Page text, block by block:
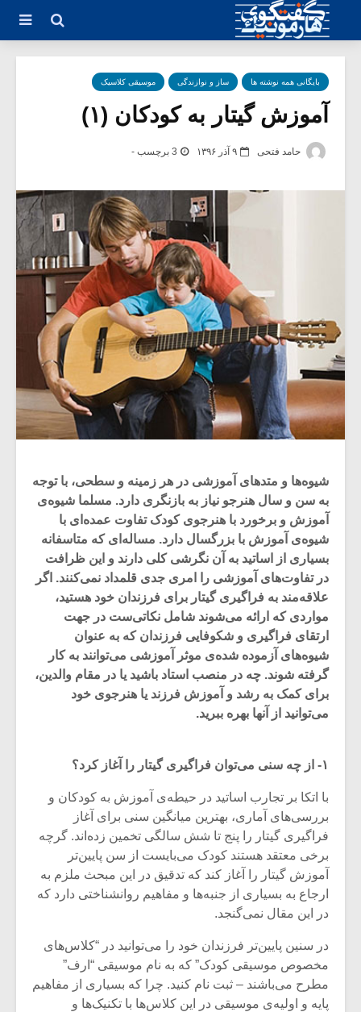
بایگانی همه نوشته ها ساز و نوازندگی موسیقی کلاسیک
آموزش گیتار به کودکان (۱)
حامد فتحی ۹ آذر ۱۳۹۶ 3 برچسب -
شیوه‌ها و متد‌های آموزشی در هر زمینه‌ و سطحی، با توجه
به سن و سال هنرجو نیاز به بازنگری دارد. مسلما شیوه‌ی
آموزش و برخورد با هنرجوی کودک تفاوت عمده‌ای با
شیوه‌ی آموزش با بزرگسال دارد. مساله‌ای که متاسفانه
بسیاری از اساتید به آن نگرشی کلی دارند و این ظرافت
در تفاوت‌های آموزشی را امری جدی قلمداد نمی‌کنند. اگر
علاقه‌مند به فراگیری گیتار برای فرزندان خود هستید،
مواردی که ارائه می‌شوند شامل نکاتی‌ست در جهت
ارتقای فراگیری و شکوفایی فرزندان که به عنوان
شیوه‌های آزموده شده‌ی موثر آموزشی می‌توانند به کار
گرفته شوند. چه در منصب استاد باشید یا در مقام والدین،
برای کمک به رشد و آموزش فرزند یا هنرجوی خود
می‌توانید از آنها بهره ببرید.
۱- از چه سنی می‌توان فراگیری گیتار را آغاز کرد؟
با اتکا بر تجارب اساتید در حیطه‌ی آموزش به کودکان و
بررسی‌های آماری، بهترین میانگین سنی برای آغاز
فراگیری گیتار را پنج تا شش سالگی تخمین زده‌اند. گرچه
برخی معتقد هستند کودک می‌بایست از سن پایین‌تر
آموزش گیتار را آغاز کند که تدقیق در این مبحث ملزم به
ارجاع به بسیاری از جنبه‌ها و مفاهیم روانشناختی دارد که
در این مقال نمی‌گنجد.
در سنین پایین‌تر فرزندان خود را می‌توانید در “کلاس‌های
مخصوص موسیقی کودک” که به نام موسیقی “ارف”
مطرح می‌باشند – ثبت نام کنید. چرا که بسیاری از مفاهیم
پایه و اولیه‌ی موسیقی در این کلا‌س‌ها با تکنیک‌ها و
میکلوش روژا